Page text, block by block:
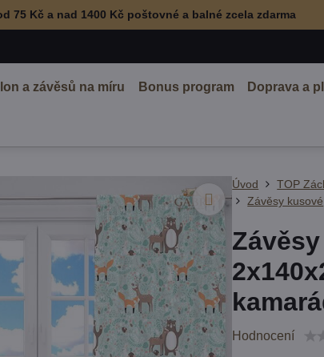
75 Kč a nad 1400 Kč poštovné a balné zcela zdarma
a závěsů na míru Bonus program Doprava a
Úvod TOP
Závěsy kusové
Hodnocení